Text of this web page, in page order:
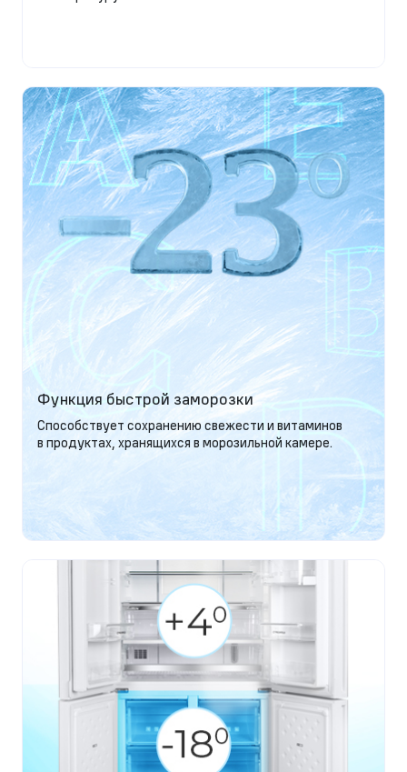
Функция быстрой заморозки
Способствует сохранению свежести и витаминов
в продуктах, хранящихся в морозильной камере.